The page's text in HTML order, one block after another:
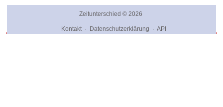
Zeitunterschied © 2026
Kontakt· Datenschutzerklärung · API